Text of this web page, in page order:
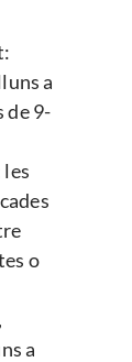
a
de 9-
les
o
a